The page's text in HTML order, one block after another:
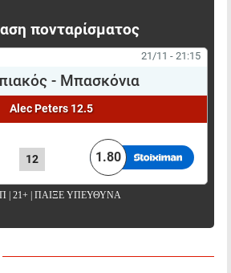
πονταρίσματος
21/11 - 21:15
- Μπασκόνια
Alec Peters 12.5
12 1.80
| 21+ | ΠΑΙΞΕ ΥΠΕΥΘΥΝΑ